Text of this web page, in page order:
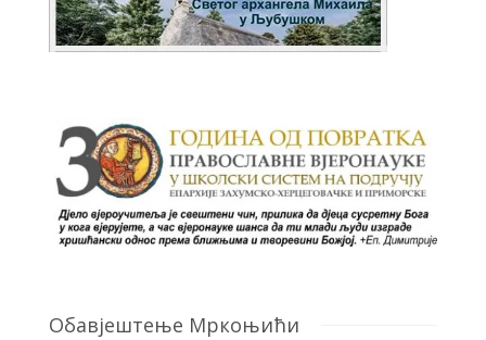
Обавјештење Мркоњићи